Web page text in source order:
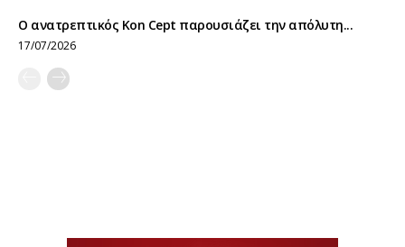
Ο ανατρεπτικός Kon Cept παρουσιάζει την απόλυτη...
17/07/2026